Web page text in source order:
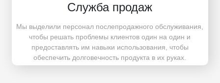
Служба продаж
Мы выделили персонал послепродажного обслуживания,
чтобы решать проблемы клиентов один на один и
предоставлять им навыки использования, чтобы
обеспечить долговечность продукта в их руках.